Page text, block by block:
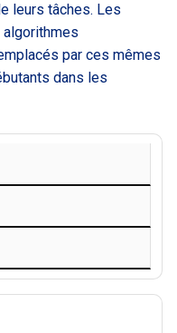
leurs tâches. Les
par ces mêmes
dans les